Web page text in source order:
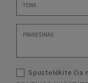
Spustelėkite čia